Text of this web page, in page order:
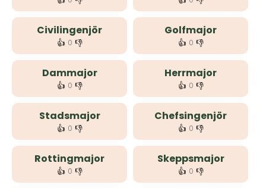
Civilingenjör
👍 0 👎
Golfmajor
👍 0 👎
Dammajor
👍 0 👎
Herrmajor
👍 0 👎
Stadsmajor
👍 0 👎
Chefsingenjör
👍 0 👎
Rottingmajor
👍 0 👎
Skeppsmajor
👍 0 👎